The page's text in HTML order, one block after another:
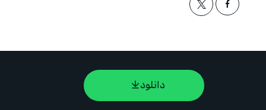
دانلود